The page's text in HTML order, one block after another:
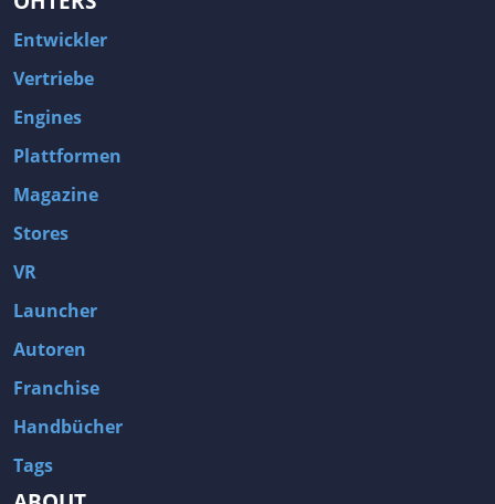
Entwickler
Vertriebe
Engines
Plattformen
Magazine
Stores
VR
Launcher
Autoren
Franchise
Handbücher
Tags